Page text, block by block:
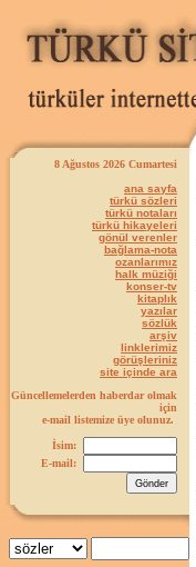
8 Ağustos 2026 Cumartesi
ana sayfa
türkü sözleri
türkü notaları
türkü hikayeleri
gönül verenler
bağlama-nota
ozanlarımız
halk müziği
konser-tv
kitaplık
yazılar
sözlük
arşiv
linklerimiz
görüşleriniz
site içinde ara
Güncellemelerden haberdar olmak
için
e-mail listemize üye olunuz.
İsim:
E-mail: